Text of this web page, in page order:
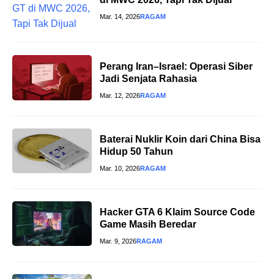
Mar. 14, 2026RAGAM
Perang Iran–Israel: Operasi Siber
Jadi Senjata Rahasia
Mar. 12, 2026RAGAM
Baterai Nuklir Koin dari China Bisa
Hidup 50 Tahun
Mar. 10, 2026RAGAM
Hacker GTA 6 Klaim Source Code
Game Masih Beredar
Mar. 9, 2026RAGAM